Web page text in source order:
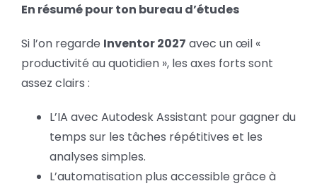
En résumé pour ton bureau d’études
Si l’on regarde Inventor 2027 avec un œil «
productivité au quotidien », les axes forts sont
assez clairs :
L’IA avec Autodesk Assistant pour gagner du
temps sur les tâches répétitives et les
analyses simples.
L’automatisation plus accessible grâce à